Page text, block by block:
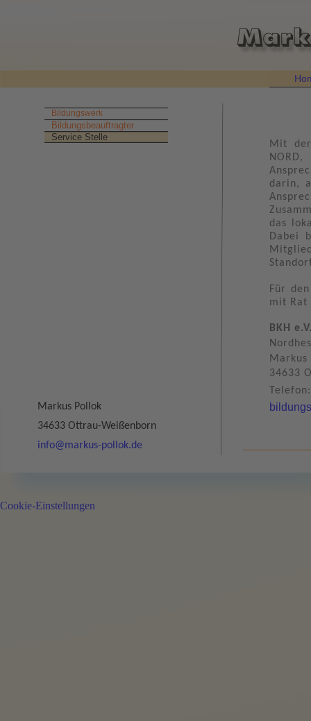
Mit der
darin,
das
Dabei
Für
mit Rat
BKH
34633
Bildungswerk
Bildungsbeauftragter
Service Stelle
Markus Pollok
34633 Ottrau-Weißenborn
info@markus-pollok.de
Cookie-Einstellungen